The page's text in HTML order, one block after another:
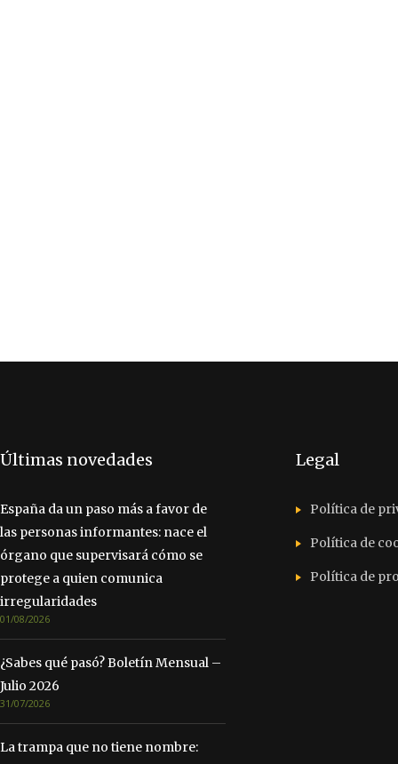
Últimas novedades
España da un paso más a favor de
las personas informantes: nace el
órgano que supervisará cómo se
protege a quien comunica
irregularidades
01/08/2026
¿Sabes qué pasó? Boletín Mensual –
Julio 2026
31/07/2026
La trampa que no tiene nombre:
Legal
Política de
Política de
Política de